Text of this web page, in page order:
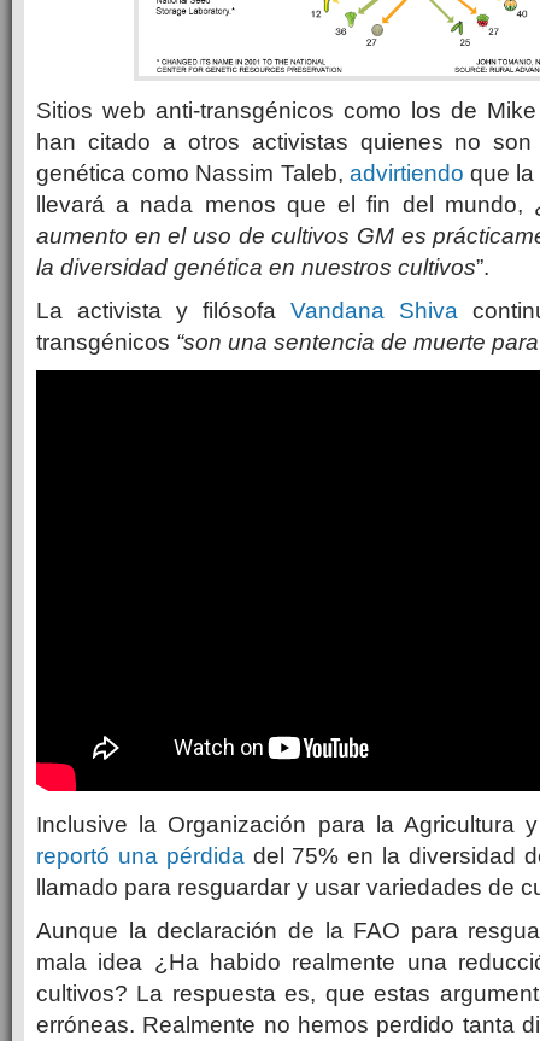
Sitios web anti-transgénicos como los de
han citado a otros activistas quienes no
genética como Nassim Taleb, advirtiendo que la
llevará a nada menos que el fin del mundo,
aumento en el uso de cultivos GM es
la diversidad genética en nuestros cultivos”.
La activista y filósofa Vandana Shiva
transgénicos “son una sentencia de muerte
Inclusive la Organización para la Agricultura
reportó una pérdida del 75% en la diversidad
llamado para resguardar y usar variedades de
Aunque la declaración de la FAO para
mala idea ¿Ha habido realmente una
cultivos? La respuesta es, que estas
erróneas. Realmente no hemos perdido tanta